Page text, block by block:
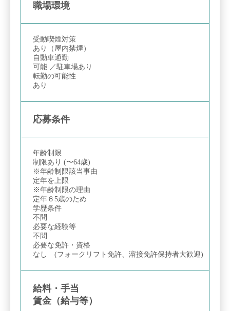
職場環境
受動喫煙対策
あり（屋内禁煙）
自動車通勤
可能 ／駐車場あり
転勤の可能性
あり
応募条件
年齢制限
制限あり (〜64歳)
※年齢制限該当事由
定年を上限
※年齢制限の理由
定年６5歳のため
学歴条件
不問
必要な経験等
不問
必要な免許・資格
なし (フォークリフト免許、溶接免許保持者大歓迎)
給料・手当
賃金（給与等）